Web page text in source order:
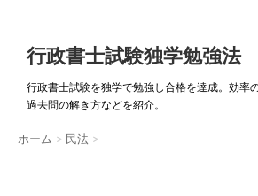
行政書士試験独学勉強法
行政書士試験を独学で勉強し合格を達成。効率
過去問の解き方などを紹介。
ホーム > 民法 >